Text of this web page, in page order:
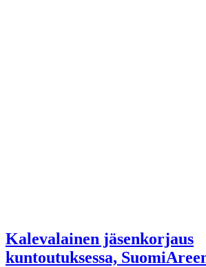
Kalevalainen jäsenkorjaus
kuntoutuksessa,